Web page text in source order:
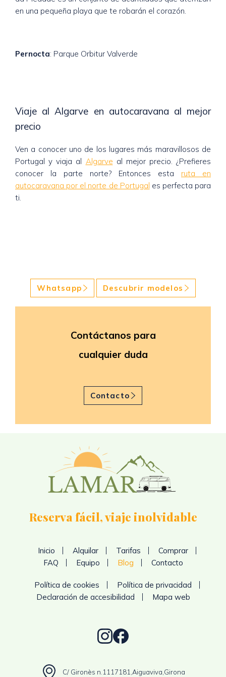
en una pequeña playa que te robarán el corazón.
Pernocta: Parque Orbitur Valverde
Viaje al Algarve en autocaravana al mejor
precio
Ven a conocer uno de los lugares más maravillosos de
Portugal y viaja al Algarve al mejor precio. ¿Prefieres
conocer la parte norte? Entonces esta ruta en
autocaravana por el norte de Portugal es perfecta para
ti.
Whatsapp Descubrir modelos
Contáctanos para
cualquier duda
Contacto
Reserva fácil, viaje inolvidable
Inicio Alquilar Tarifas
Comprar
FAQ
Equipo Blog Contacto
Política de cookies
Política de privacidad
Declaración de accesibilidad
Mapa web
C/ Gironès n.11 17181, Aiguaviva, Girona